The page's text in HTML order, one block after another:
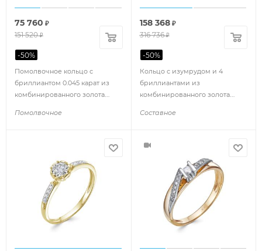
Помолвочное кольцо с
бриллиантом 0.045 карат из
комбинированного золота
Помолвочное
75 760 ₽
151 520₽
-50%
Кольцо с изумрудом и 4
бриллиантами из
комбинированного золота
Составное
158 368₽
316 736₽
-50%